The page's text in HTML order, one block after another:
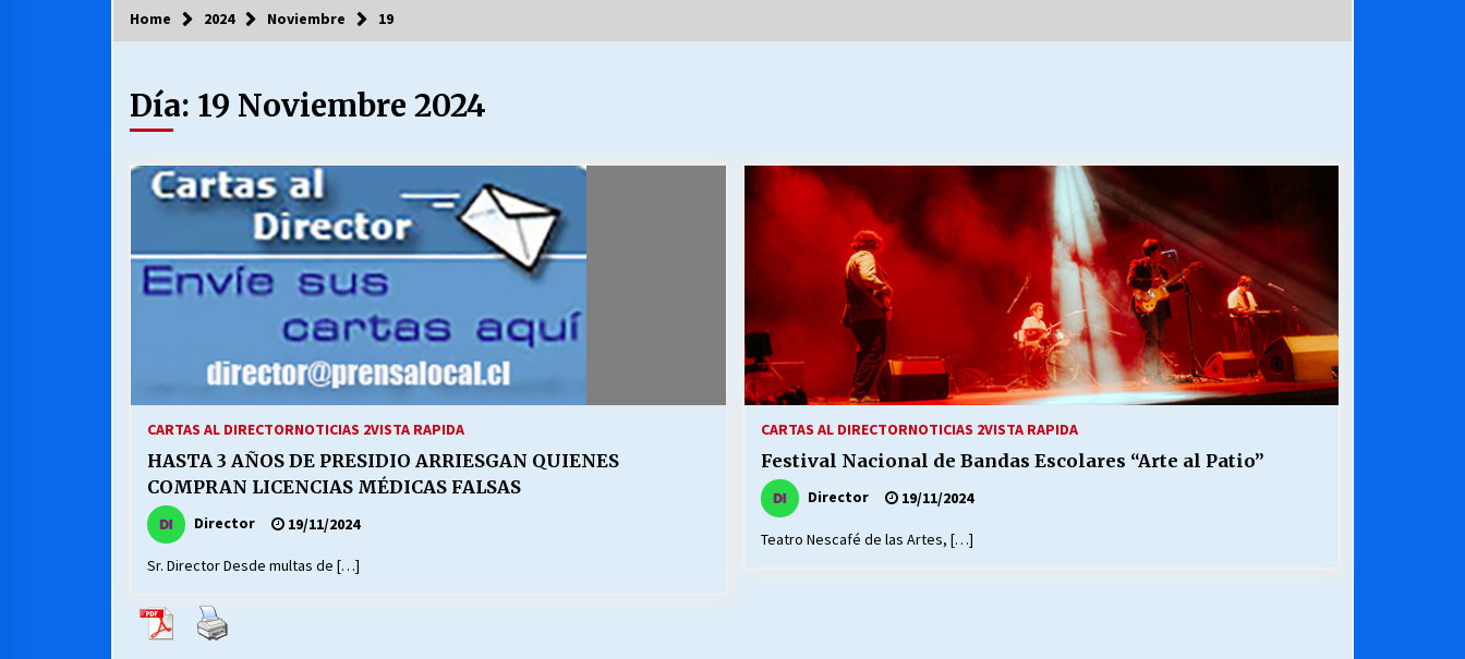
COLUMNISTA
Ya se ordenaron las cuentas de
luz… ¿Y cuándo van a bajar?
MUNICIPALIDAD, TRABAJADORES,
CLIMA LABORAL:
13/07/2026
Escuela hospitalaria El Carmen de
¿Qué habrían dicho?
23/06/2026
VOLVER A SER ALTERNATIVA
16/06/2026
MUNICIPALIDADES, HONORARIOS,
28/05/2026
Releyendo la Rerum Novarum a 135
años. “La cuestión social hoy”.
16/05/2026
S.O.S. a los ricos, Save Our Souls
30/04/2026
¿Asesores con doble sueldo? Chile y sus segmentos de la riqueza
Home 2024 Noviembre 19
Día: 19 Noviembre 2024
CARTAS AL DIRECTORNOTICIAS 2VISTA RAPIDA
HASTA 3 AÑOS DE PRESIDIO ARRIESGAN QUIENES
COMPRAN LICENCIAS MÉDICAS FALSAS
Director 19/11/2024
Sr. Director Desde multas de […]
CARTAS AL DIRECTORNOTICIAS 2VISTA RAPIDA
Festival Nacional de Bandas Escolares “Arte al Patio”
Director 19/11/2024
Teatro Nescafé de las Artes, […]